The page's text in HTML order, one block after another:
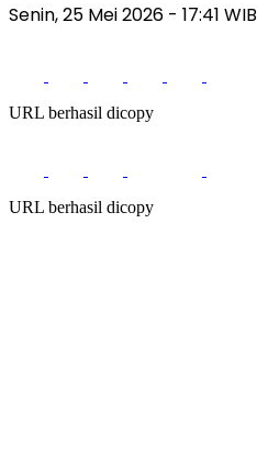
Senin, 25 Mei 2026 - 17:41 WIB
URL berhasil dicopy
URL berhasil dicopy